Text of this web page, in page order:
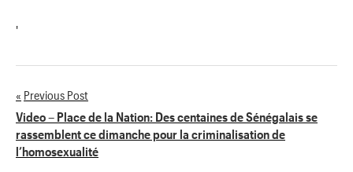
'
Navigation
de
Previous Post
Video – Place de la Nation: Des centaines de Sénégalais se
rassemblent ce dimanche pour la criminalisation de
l’homosexualité